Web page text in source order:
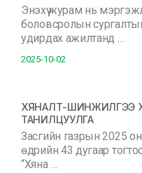
Энэхүү журам нь
боловсролын
удирдах ажилтанд …
2025-10-02
ХЯНАЛТ-ШИНЖИЛГЭЭ
ТАНИЛЦУУЛГА
Засгийн газрын 2025
өдрийн 43 дугаар
“Хяна …